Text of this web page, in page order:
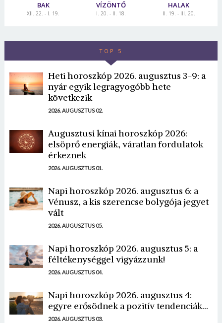
BAK
XII. 22. - I. 19.
VÍZÖNTŐ
I. 20. - II. 18.
HALAK
II. 19. - III. 20.
TOP 5
Heti horoszkóp 2026. augusztus 3-9: a
nyár egyik legragyogóbb hete
következik
2026. AUGUSZTUS 02.
Augusztusi kínai horoszkóp 2026:
elsöprő energiák, váratlan fordulatok
érkeznek
2026. AUGUSZTUS 01.
Napi horoszkóp 2026. augusztus 6: a
Vénusz, a kis szerencse bolygója jegyet
vált
2026. AUGUSZTUS 05.
Napi horoszkóp 2026. augusztus 5: a
féltékenységgel vigyázzunk!
2026. AUGUSZTUS 04.
Napi horoszkóp 2026. augusztus 4:
egyre erősödnek a pozitív tendenciák...
2026. AUGUSZTUS 03.